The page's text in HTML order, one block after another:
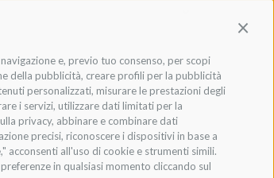
e, previo tuo consenso, per scopi
della pubblicità, creare profili per la pubblicità
personalizzati, misurare le prestazioni degli
i servizi, utilizzare dati limitati per la
privacy, abbinare e combinare dati
precisi, riconoscere i dispositivi in base a
acconsenti all'uso di cookie e strumenti simili.
in qualsiasi momento cliccando sul